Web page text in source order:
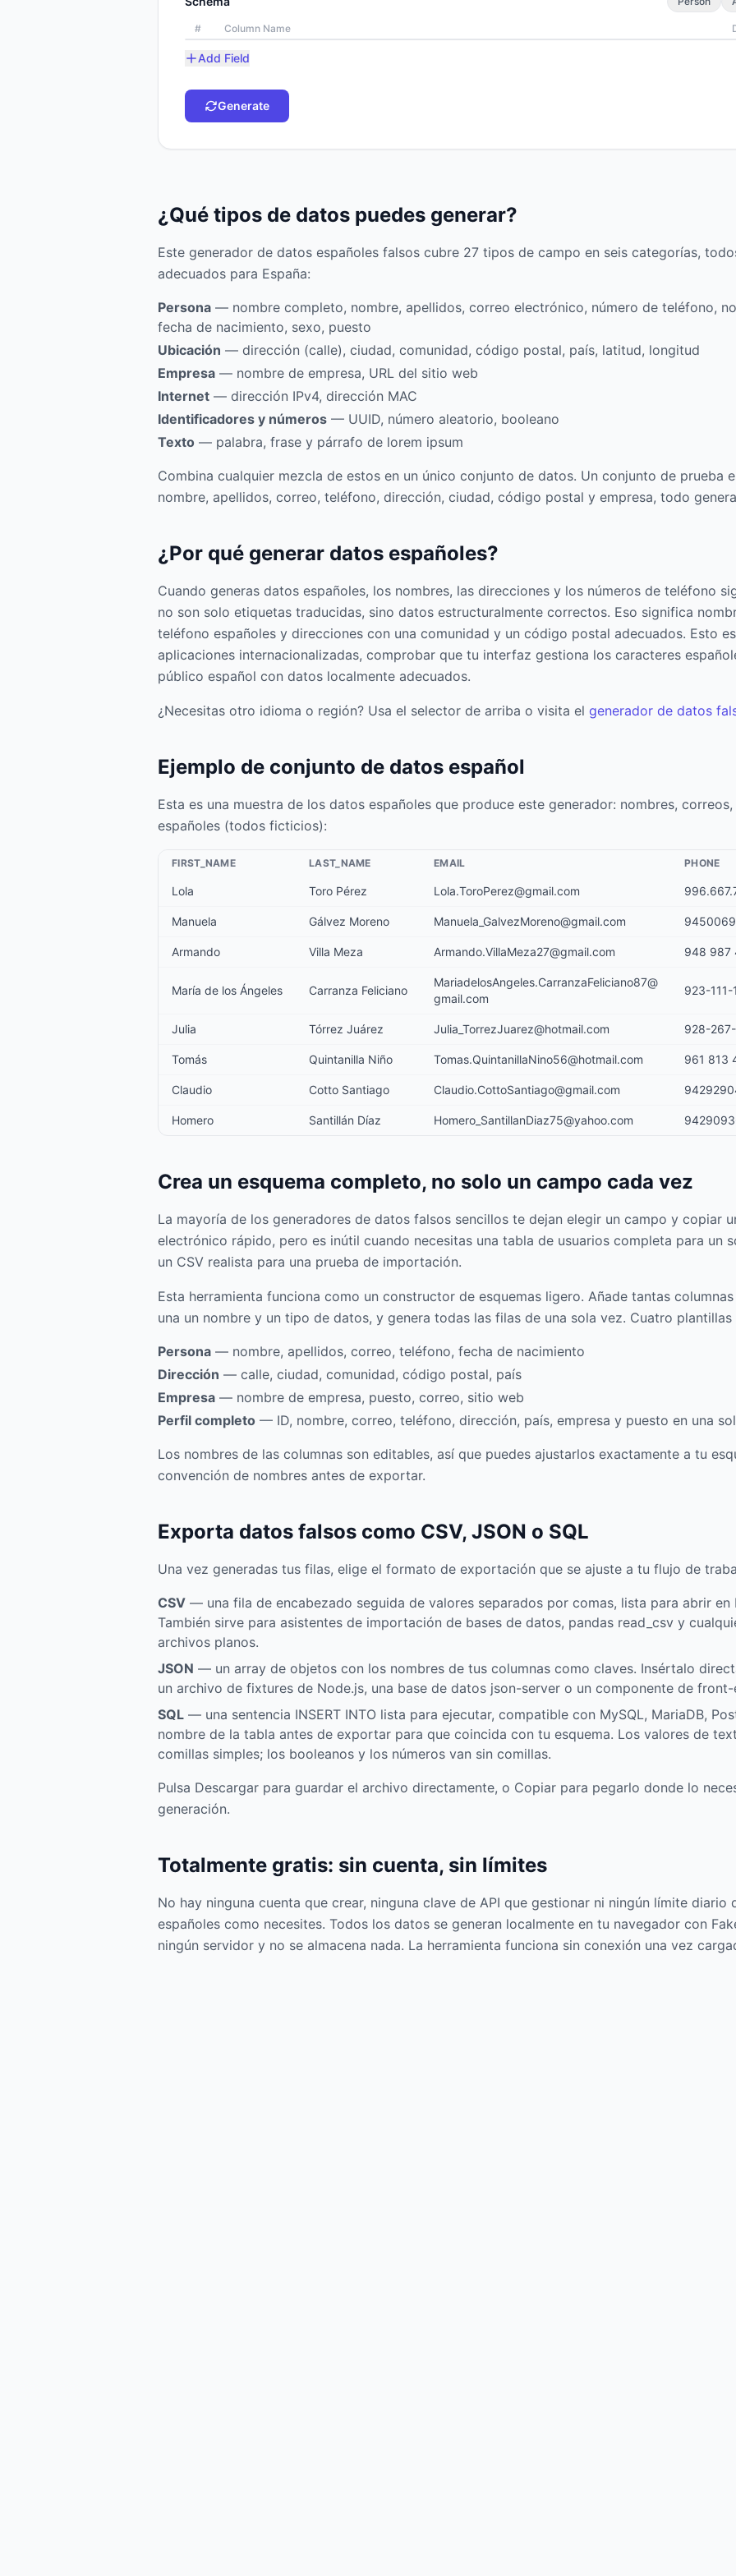
# Column Name
Add Field
Generate
¿Qué tipos de datos puedes generar?
Este generador de datos españoles falsos cubre 27 tipos de campo en seis categorías,
adecuados para España:
Persona — nombre completo, nombre, apellidos, correo electrónico, número de teléfono,
fecha de nacimiento, sexo, puesto
Ubicación — dirección (calle), ciudad, comunidad, código postal, país, latitud, longitud
Empresa — nombre de empresa, URL del sitio web
Internet — dirección IPv4, dirección MAC
Identificadores y números — UUID, número aleatorio, booleano
Texto — palabra, frase y párrafo de lorem ipsum
Combina cualquier mezcla de estos en un único conjunto de datos. Un conjunto de prueba
nombre, apellidos, correo, teléfono, dirección, ciudad, código postal y empresa, todo
¿Por qué generar datos españoles?
Cuando generas datos españoles, los nombres, las direcciones y los números de teléfono
no son solo etiquetas traducidas, sino datos estructuralmente correctos. Eso significa
teléfono españoles y direcciones con una comunidad y un código postal adecuados. Esto
aplicaciones internacionalizadas, comprobar que tu interfaz gestiona los caracteres
público español con datos localmente adecuados.
¿Necesitas otro idioma o región? Usa el selector de arriba o visita el generador de datos
Ejemplo de conjunto de datos español
Esta es una muestra de los datos españoles que produce este generador: nombres,
españoles (todos ficticios):
FIRST_NAME LAST_NAME EMAIL PHONE
Lola Toro Pérez Lola.ToroPerez@gmail.com
Manuela Gálvez Moreno Manuela_GalvezMoreno@gmail.com
Armando Villa Meza Armando.VillaMeza27@gmail.com 948 987
María de los Ángeles Carranza Feliciano
MariadelosAngeles.CarranzaFeliciano87@
gmail.com
923-111-
Julia Tórrez Juárez Julia_TorrezJuarez@hotmail.com 928-
Tomás Quintanilla Niño Tomas.QuintanillaNino56@hotmail.com 961 813
Claudio Cotto Santiago Claudio.CottoSantiago@gmail.com
Homero Santillán Díaz Homero_SantillanDiaz75@yahoo.com
Crea un esquema completo, no solo un campo cada vez
La mayoría de los generadores de datos falsos sencillos te dejan elegir un campo y copiar
electrónico rápido, pero es inútil cuando necesitas una tabla de usuarios completa para un
un CSV realista para una prueba de importación.
Esta herramienta funciona como un constructor de esquemas ligero. Añade tantas
una un nombre y un tipo de datos, y genera todas las filas de una sola vez. Cuatro
Persona — nombre, apellidos, correo, teléfono, fecha de nacimiento
Dirección — calle, ciudad, comunidad, código postal, país
Empresa — nombre de empresa, puesto, correo, sitio web
Perfil completo — ID, nombre, correo, teléfono, dirección, país, empresa y puesto en una
Los nombres de las columnas son editables, así que puedes ajustarlos exactamente a tu
convención de nombres antes de exportar.
Exporta datos falsos como CSV, JSON o SQL
Una vez generadas tus filas, elige el formato de exportación que se ajuste a tu flujo de
CSV — una fila de encabezado seguida de valores separados por comas, lista para abrir en
También sirve para asistentes de importación de bases de datos, pandas read_csv y
archivos planos.
JSON — un array de objetos con los nombres de tus columnas como claves. Insértalo
un archivo de fixtures de Node.js, una base de datos json-server o un componente de front-
SQL — una sentencia INSERT INTO lista para ejecutar, compatible con MySQL, MariaDB,
nombre de la tabla antes de exportar para que coincida con tu esquema. Los valores de
comillas simples; los booleanos y los números van sin comillas.
Pulsa Descargar para guardar el archivo directamente, o Copiar para pegarlo donde lo
generación.
Totalmente gratis: sin cuenta, sin límites
No hay ninguna cuenta que crear, ninguna clave de API que gestionar ni ningún límite diario
españoles como necesites. Todos los datos se generan localmente en tu navegador con
ningún servidor y no se almacena nada. La herramienta funciona sin conexión una vez